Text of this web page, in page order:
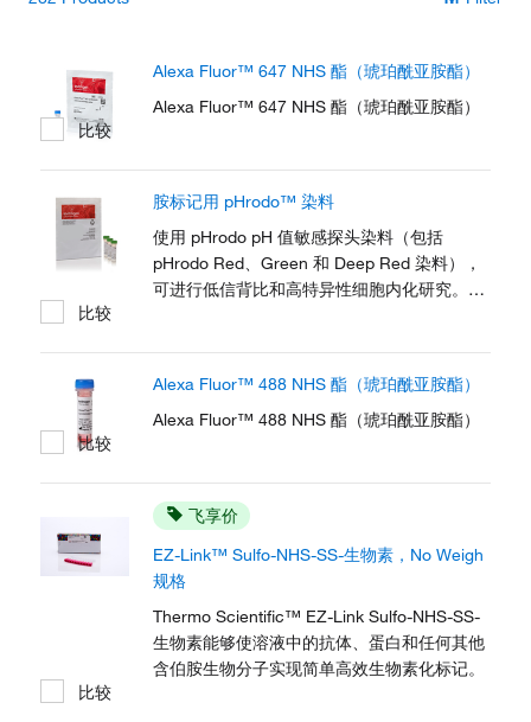
Alexa Fluor™ 647 NHS 酯（琥珀酰亚胺酯）
Alexa Fluor™ 647 NHS 酯（琥珀酰亚胺酯）
比较
胺标记用 pHrodo™ 染料
使用 pHrodo pH 值敏感探头染料（包括
pHrodo Red、Green 和 Deep Red 染料），
可进行低信背比和高特异性细胞内化研究。这
生物分子，而无需在实验工作流程中进行洗涤
步骤或淬灭染料。
比较
Alexa Fluor™ 488 NHS 酯（琥珀酰亚胺酯）
Alexa Fluor™ 488 NHS 酯（琥珀酰亚胺酯）
比较
飞享价
EZ-Link™ Sulfo-NHS-SS-生物素，No Weigh
规格
Thermo Scientific™ EZ-Link Sulfo-NHS-SS-
生物素能够使溶液中的抗体、蛋白和任何其他
含伯胺生物分子实现简单高效生物素化标记。
比较